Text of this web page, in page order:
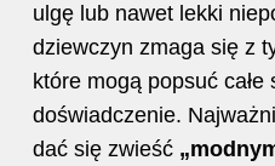
ulgę lub nawet lekki
dziewczyn zmaga się z
które mogą popsuć całe
doświadczenie.
dać się zwieść